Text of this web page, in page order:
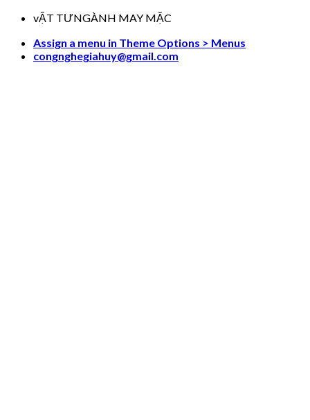
Skip
content
vẬT TƯNGÀNH MAY MẶC
Assign a menu in Theme Options > Menus
congnghegiahuy@gmail.com